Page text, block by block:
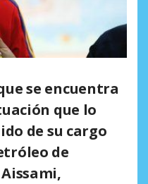
se encuentra
que lo
de su cargo
de